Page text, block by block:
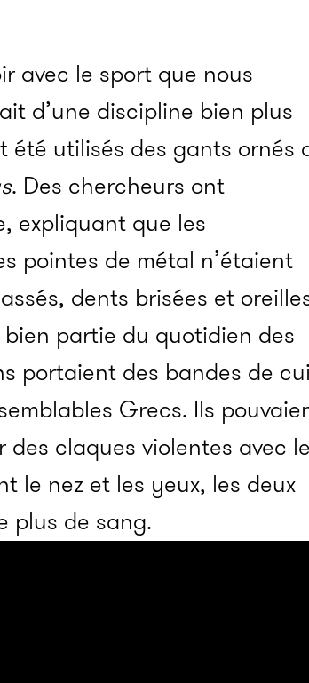
avec le sport que nous
d’une discipline bien plus
utilisés des gants ornés
. Des chercheurs ont
expliquant que les
pointes de métal n’étaient
dents brisées et
partie du quotidien des
portaient des bandes de
Grecs. Ils
claques violentes avec
le nez et les yeux, les deux
plus de sang.